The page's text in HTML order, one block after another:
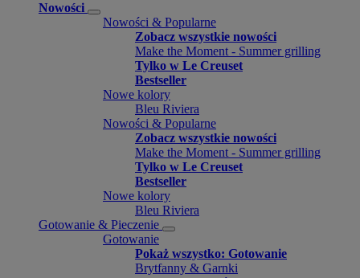
Nowości
Nowości & Popularne
Zobacz wszystkie nowości
Make the Moment - Summer grilling
Tylko w Le Creuset
Bestseller
Nowe kolory
Bleu Riviera
Nowości & Popularne
Zobacz wszystkie nowości
Make the Moment - Summer grilling
Tylko w Le Creuset
Bestseller
Nowe kolory
Bleu Riviera
Gotowanie & Pieczenie
Gotowanie
Pokaż wszystko: Gotowanie
Brytfanny & Garnki